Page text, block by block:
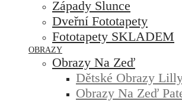
Západy Slunce
Dveřní Fototapety
Fototapety SKLADEM
OBRAZY
Obrazy Na Zeď
Dětské Obrazy
Obrazy Na Zeď